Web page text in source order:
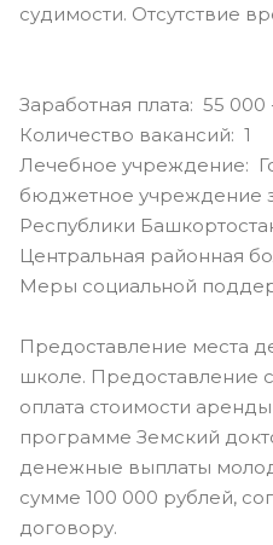
судимости. Отсутствие
Заработная плата: 55 000
Количество вакансий: 1
Лечебное учреждение:
бюджетное учреждение
Республики
Центральная районная
Меры социальной
Предоставление места
школе. Предоставление
оплата стоимости
программе Земский
денежные выплаты
сумме 100 000 рублей,
договору.